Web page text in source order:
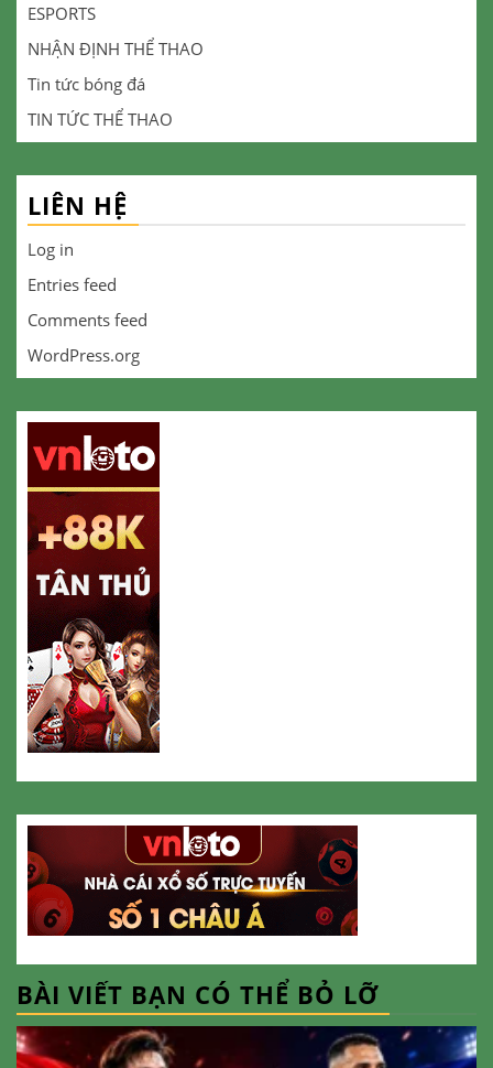
ESPORTS
NHẬN ĐỊNH THỂ THAO
Tin tức bóng đá
TIN TỨC THỂ THAO
LIÊN HỆ
Log in
Entries feed
Comments feed
WordPress.org
BÀI VIẾT BẠN CÓ THỂ BỎ LỠ